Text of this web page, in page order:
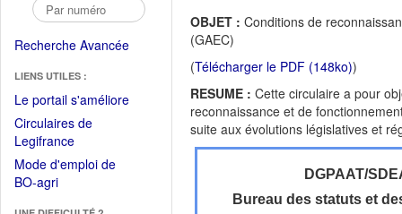
Recherche Avancée
LIENS UTILES :
Le portail s'améliore(Fichier
Circulaires de
Legifrance(Ouvrir
dans
une
Mode d'emploi de
BO-agri(Ouvrir
OBJET : Conditions de
(GAEC)
(Télécharger le PDF (148ko))
RESUME : Cette circulaire a pour
reconnaissance et de
suite aux évolutions législatives et
DGPAAT/
Bureau des statuts et